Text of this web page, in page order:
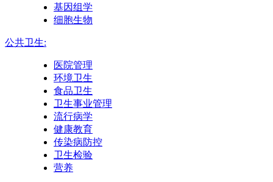
基因组学
细胞生物
公共卫生:
医院管理
环境卫生
食品卫生
卫生事业管理
流行病学
健康教育
传染病防控
卫生检验
营养